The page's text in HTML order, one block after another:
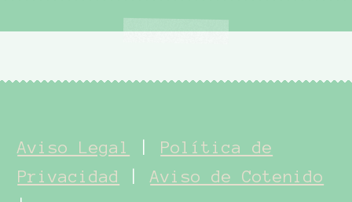
Aviso Legal
Política de
Privacidad
|Aviso de Cotenido